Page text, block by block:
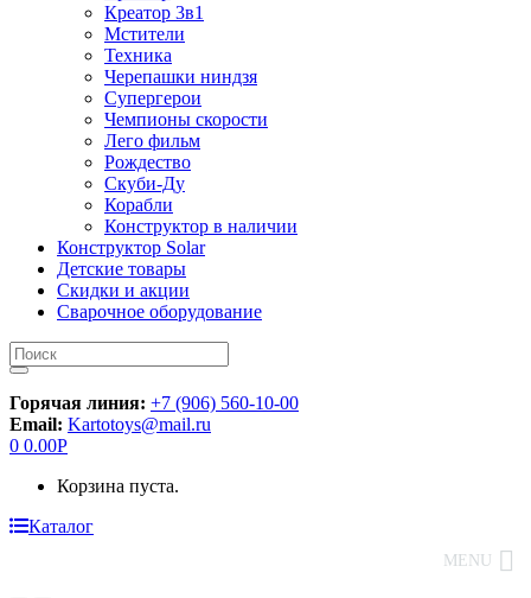
Креатор 3в1
Мстители
Техника
Черепашки ниндзя
Супергерои
Чемпионы скорости
Лего фильм
Рождество
Скуби-Ду
Корабли
Конструктор в наличии
Конструктор Solar
Детские товары
Скидки и акции
Сварочное оборудование
Искать:
Горячая линия: +7 (906) 560-10-00
Email: Kartotoys@mail.ru
0 0.00Р
Корзина пуста.
Каталог
MENU